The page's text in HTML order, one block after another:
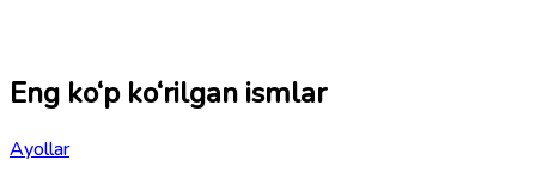
Eng ko‘p ko‘rilgan ismlar
Ayollar